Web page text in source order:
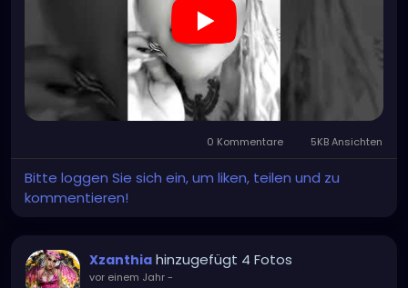
0 Kommentare 5KB Ansichten
Bitte loggen Sie sich ein, um liken, teilen und zu
kommentieren!
Xzanthia hinzugefügt 4 Fotos
vor einem Jahr-